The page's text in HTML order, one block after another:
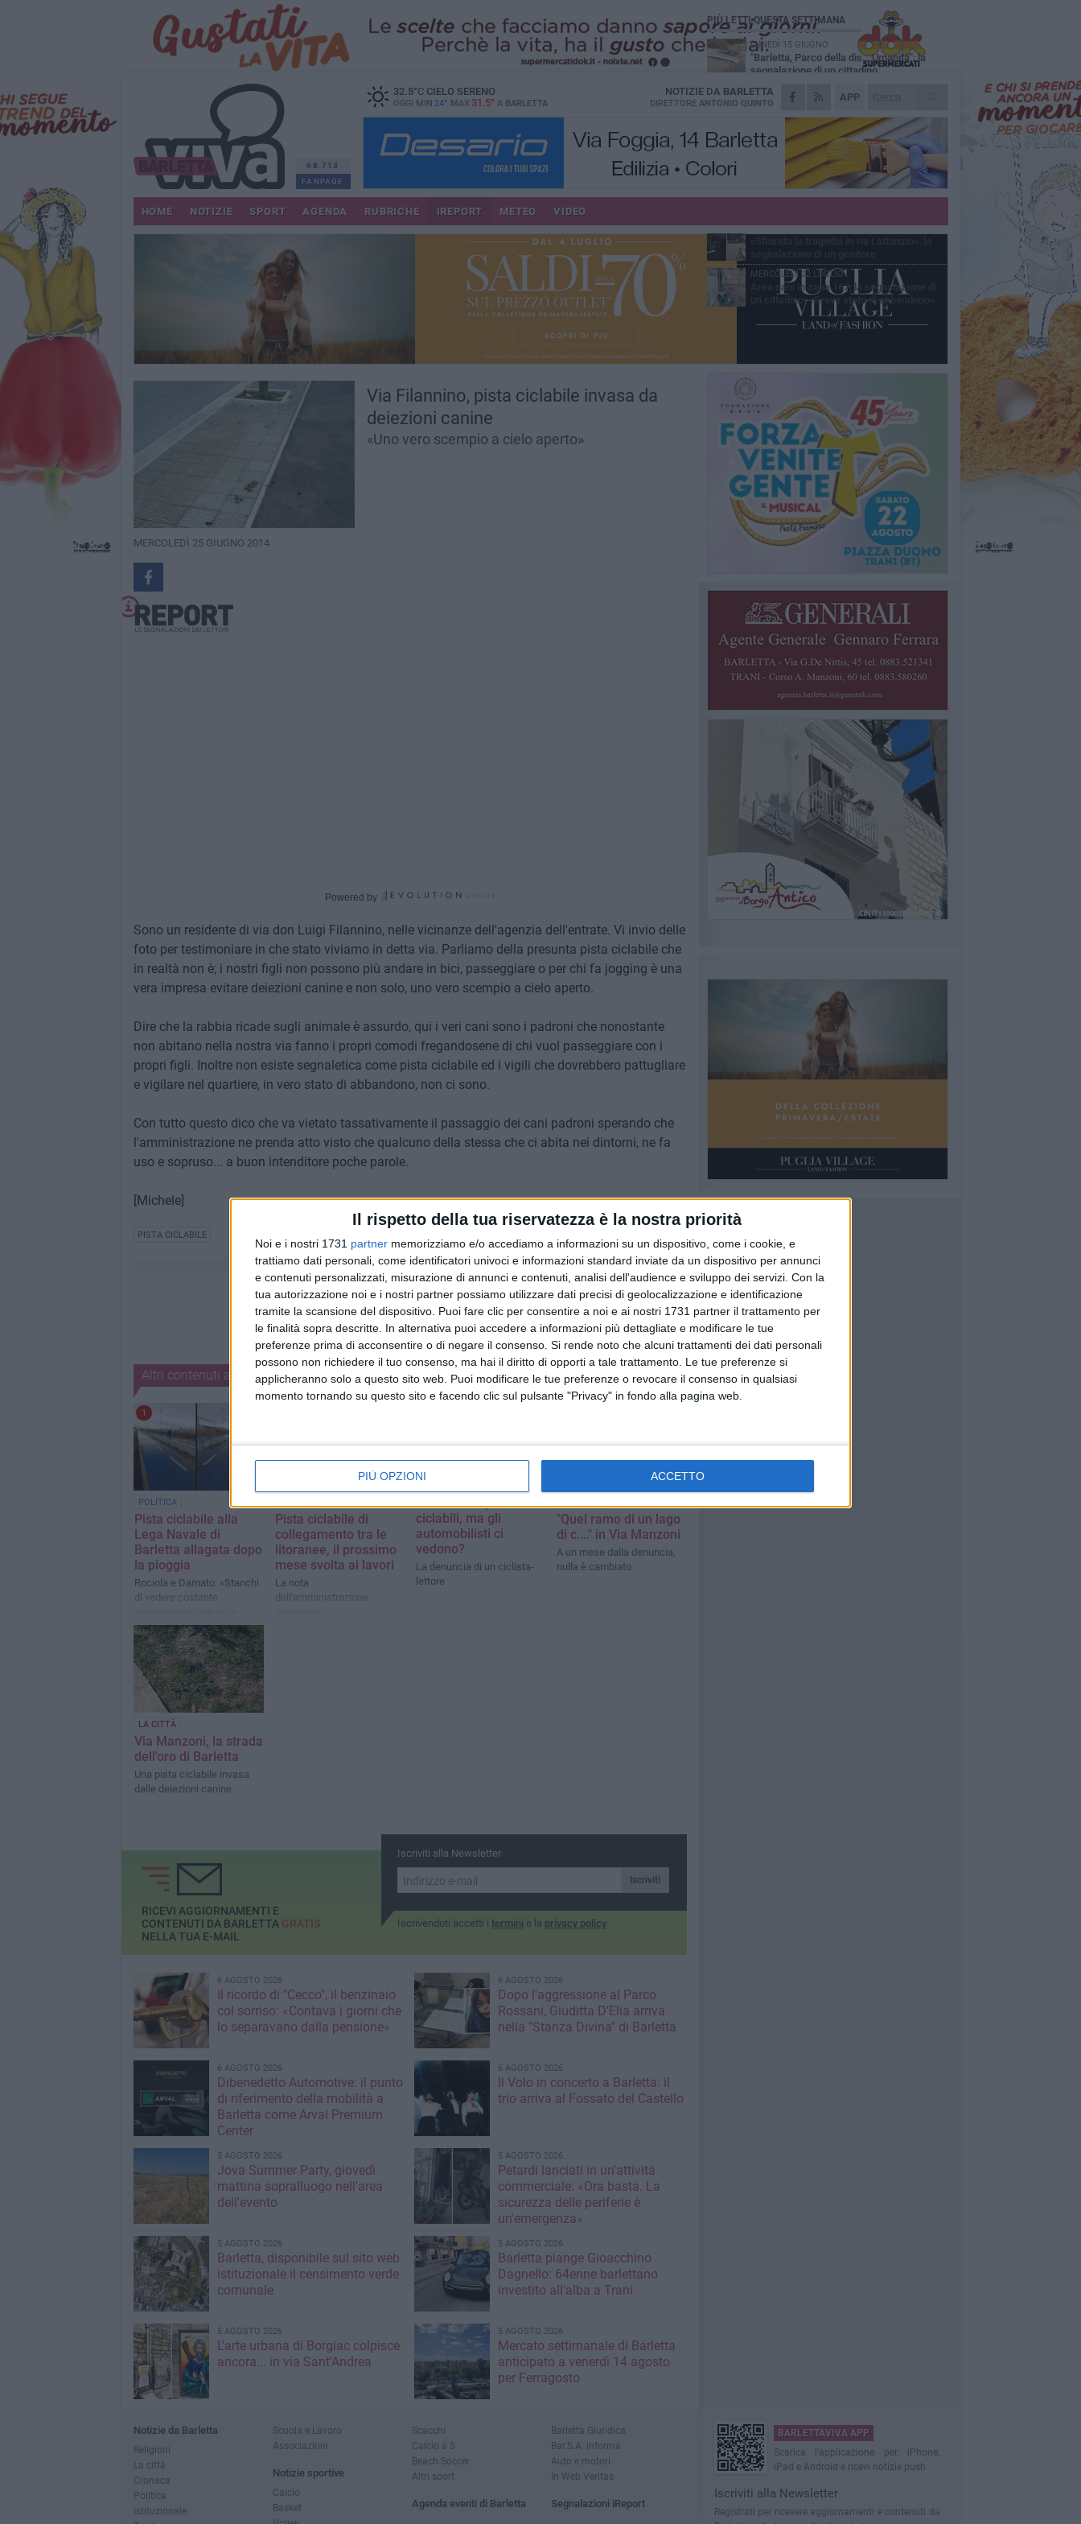
Il rispetto della tua riservatezza è la nostra priorità
Noi e i nostri 1731 partner memorizziamo e/o accediamo a informazioni su un dispositivo, come i cookie, e
trattiamo dati personali, come identificatori univoci e informazioni standard inviate da un dispositivo per annunci
e contenuti personalizzati, misurazione di annunci e contenuti, analisi dell'audience e sviluppo dei servizi. Con la
tua autorizzazione noi e i nostri partner possiamo utilizzare dati precisi di geolocalizzazione e identificazione
tramite la scansione del dispositivo. Puoi fare clic per consentire a noi e ai nostri 1731 partner il trattamento per
le finalità sopra descritte. In alternativa puoi accedere a informazioni più dettagliate e modificare le tue
preferenze prima di acconsentire o di negare il consenso. Si rende noto che alcuni trattamenti dei dati personali
possono non richiedere il tuo consenso, ma hai il diritto di opporti a tale trattamento. Le tue preferenze si
applicheranno solo a questo sito web. Puoi modificare le tue preferenze o revocare il consenso in qualsiasi
momento tornando su questo sito e facendo clic sul pulsante "Privacy" in fondo alla pagina web.
PIÙ OPZIONI ACCETTO
68.713
FANPAGE
32.5°CCIELO SERENO
OGGI MIN 24° MAX 31.5° A BARLETTA
APP
NOTIZIE DA BARLETTA
DIRETTORE ANTONIO QUINTO
HOME NOTIZIE SPORT AGENDA RUBRICHE IREPORT METEO VIDEO
Via Filannino, pista ciclabile invasa da
deiezioni canine
«Uno vero scempio a cielo aperto»
MERCOLEDÌ 25 GIUGNO 2014
Powered by
Sono un residente di via don Luigi Filannino, nelle vicinanze dell'agenzia dell'entrate. Vi invio delle
foto per testimoniare in che stato viviamo in detta via. Parliamo della presunta pista ciclabile che
in realtà non è; i nostri figli non possono più andare in bici, passeggiare o per chi fa jogging è una
vera impresa evitare deiezioni canine e non solo, uno vero scempio a cielo aperto.
Dire che la rabbia ricade sugli animale è assurdo, qui i veri cani sono i padroni che nonostante
non abitano nella nostra via fanno i propri comodi fregandosene di chi vuol passeggiare con i
propri figli. Inoltre non esiste segnaletica come pista ciclabile ed i vigili che dovrebbero pattugliare
e vigilare nel quartiere, in vero stato di abbandono, non ci sono.
Con tutto questo dico che va vietato tassativamente il passaggio dei cani padroni sperando che
l'amministrazione ne prenda atto visto che qualcuno della stessa che ci abita nei dintorni, ne fa
uso e sopruso... a buon intenditore poche parole.
[Michele]
PISTA CICLABILE
Altri contenuti a tema
1
POLITICA
Pista ciclabile alla
Lega Navale di
Barletta allagata dopo
la pioggia
Rociola e Damato: «Stanchi
di vedere costante
opere pubbliche»
Pista ciclabile di
collegamento tra le
litoranee, il prossimo
mese svolta ai lavori
La nota
dell'amministrazione
Abbiamo le piste
ciclabili, ma gli
automobilisti ci
vedono?
La denuncia di un ciclista-
lettore
"Quel ramo di un lago
di c...." in Via Manzoni
A un mese dalla denuncia,
nulla è cambiato
LA CITTÀ
Via Manzoni, la strada
dell'oro di Barletta
Una pista ciclabile invasa
dalle deiezioni canine
Iscriviti alla Newsletter
Iscriviti
Iscrivendoti accetti i termini e la privacy policy
RICEVI AGGIORNAMENTI E
CONTENUTI DA BARLETTA GRATIS
NELLA TUA E-MAIL
6 AGOSTO 2026
Il ricordo di "Cecco", il benzinaio
col sorriso: «Contava i giorni che
lo separavano dalla pensione»
6 AGOSTO 2026
Dopo l'aggressione al Parco
Rossani, Giuditta D'Elia arriva
nella "Stanza Divina" di Barletta
6 AGOSTO 2026
Dibenedetto Automotive: il punto
di riferimento della mobilità a
Barletta come Arval Premium
Center
6 AGOSTO 2026
Il Volo in concerto a Barletta: il
trio arriva al Fossato del Castello
5 AGOSTO 2026
Jova Summer Party, giovedì
mattina sopralluogo nell'area
dell'evento
5 AGOSTO 2026
Petardi lanciati in un'attività
commerciale: «Ora basta. La
sicurezza delle periferie è
un'emergenza»
5 AGOSTO 2026
Barletta, disponibile sul sito web
istituzionale il censimento verde
comunale
5 AGOSTO 2026
Barletta piange Gioacchino
Dagnello: 64enne barlettano
investito all'alba a Trani
5 AGOSTO 2026
L'arte urbana di Borgiac colpisce
ancora... in via Sant'Andrea
5 AGOSTO 2026
Mercato settimanale di Barletta
anticipato a venerdì 14 agosto
per Ferragosto
PIÙ LETTI QUESTA SETTIMANA
LUNEDÌ 15 GIUGNO
"Barletta, Parco della dis...Umanità": la
segnalazione di un cittadino
DOMENICA 28 GIUGNO
Allarme blatte, la denuncia di una residente
di via Romagnosi
GIOVEDÌ 9 LUGLIO
Festa patronale, segnalazione di un
cittadino sull'area delle giostre: «Servono
più controlli»
LUNEDÌ 8 GIUGNO
«Mia madre ricoverata da tre giorni: dolore,
MERCOLEDÌ 24 GIUGNO
MERCOLEDÌ 22 LUGLIO
Area cani in zona 167, la segnalazione di
un cittadino: «Grave stato di abbandono»
Notizie da Barletta
Religioni
La città
Cronaca
Politica
Istituzionale
Scuola e Lavoro
Associazioni
Notizie sportive
Calcio
Basket
Scacchi
Calcio a 5
Beach Soccer
Altri sport
Agenda eventi di Barletta
Barletta Giuridica
Bar.S.A. informa
Auto e motori
In Web Veritas
Segnalazioni iReport
BARLETTAVIVA APP
Scarica l'applicazione per iPhone,
iPad e Android e ricevi notizie push
Iscriviti alla Newsletter
Registrati per ricevere aggiornamenti e contenuti da